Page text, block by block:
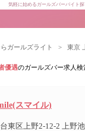
気軽に始めるガールズバーバイト探
ガールズライト > 東京
優遇のガールズバー求人検
スマイル)
東区上野2-12-2 上野